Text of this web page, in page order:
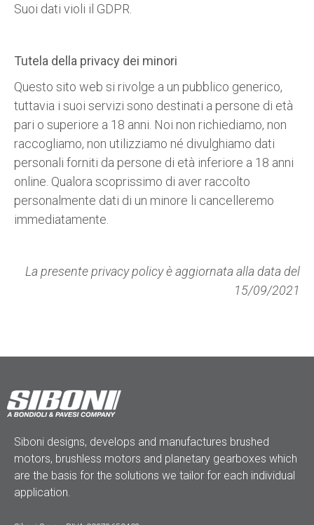
Suoi dati violi il GDPR.
Tutela della privacy dei minori
Questo sito web si rivolge a un pubblico generico,
tuttavia i suoi servizi sono destinati a persone di età
pari o superiore a 18 anni. Noi non richiediamo, non
raccogliamo, non utilizziamo né divulghiamo dati
personali forniti da persone di età inferiore a 18 anni
online. Qualora scoprissimo di aver raccolto
personalmente dati di un minore li cancelleremo
immediatamente.
La presente privacy policy è aggiornata alla data del
15/09/2021
Siboni designs, develops and manufactures brushed
motors, brushless motors and planetary gearboxes which
are the basis for the solutions we tailor for each individual
application.